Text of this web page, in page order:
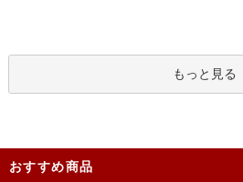
もっと見る
おすすめ商品